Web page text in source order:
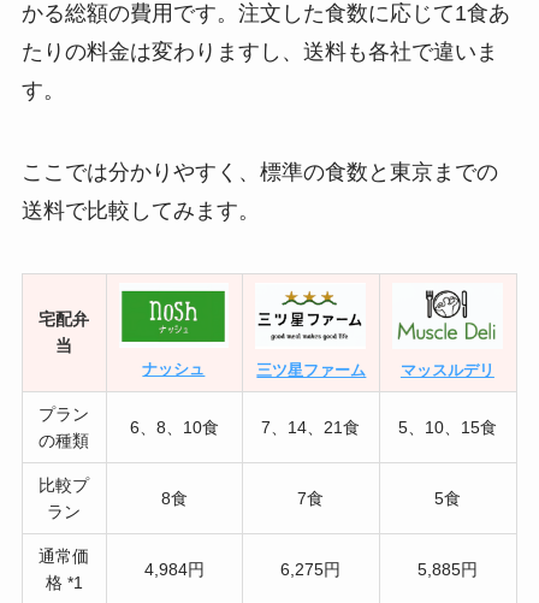
かる総額の費用です。注文した食数に応じて1食あ
たりの料金は変わりますし、送料も各社で違いま
す。
ここでは分かりやすく、標準の食数と東京までの
送料で比較してみます。
宅配弁
当
ナッシュ 三ツ星ファーム マッスルデリ
プラン
の種類
6、8、10食 7、14、21食 5、10、15食
比較プ
ラン
8食 7食 5食
通常価
格 *1
4,984円 6,275円 5,885円